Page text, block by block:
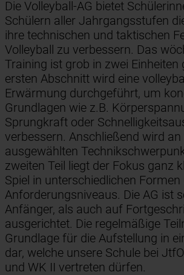
Die Volleyball-AG bietet
Schülern aller Jahrgangsstufen
ihre technischen und taktischen
Volleyball zu verbessern. Das
Training ist grob in zwei Einheiten
ersten Abschnitt wird eine
Erwärmung durchgeführt, um
Grundlagen wie z.B.
Sprungkraft oder
verbessern. Anschließend wird an
ausgewählten
zweiten Teil liegt der Fokus ganz
Spiel in unterschiedlichen Formen
Anforderungsniveaus. Die AG ist
Anfänger, als auch auf
ausgerichtet. Die regelmäßige
Grundlage für die Aufstellung in
dar, welche unsere Schule bei
und WK II vertreten dürfen.